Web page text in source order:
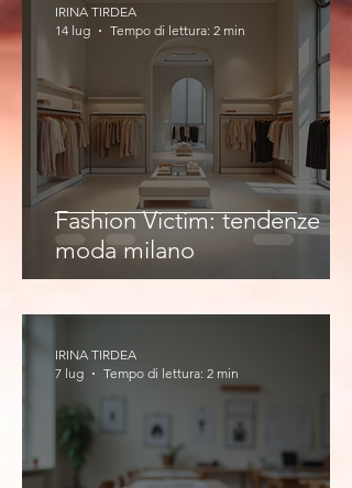
Fashion Victim: tendenze
moda milano
IRINA TIRDEA
14 lug
Tempo di lettura: 2 min
IRINA TIRDEA
7 lug
Tempo di lettura: 2 min